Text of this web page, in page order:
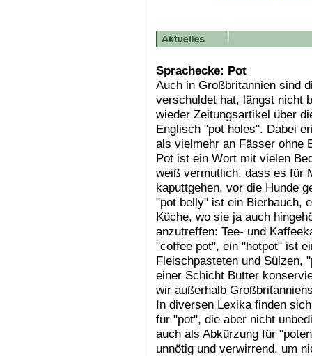
Sprachecke: Pot
Auch in Großbritannien sind
verschuldet hat, längst nicht
wieder Zeitungsartikel über
Englisch "pot holes". Dabei
als vielmehr an Fässer ohne
Pot ist ein Wort mit vielen
weiß vermutlich, dass es für
kaputtgehen, vor die Hunde
"pot belly" ist ein Bierbauch,
Küche, wo sie ja auch
anzutreffen: Tee- und
"coffee pot", ein "hotpot" ist
Fleischpasteten und Sülzen,
einer Schicht Butter
wir außerhalb
In diversen Lexika finden
für "pot", die aber nicht
auch als Abkürzung für
unnötig und verwirrend, um